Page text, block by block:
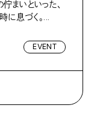
まいといった、
に息づく。...
EVENT